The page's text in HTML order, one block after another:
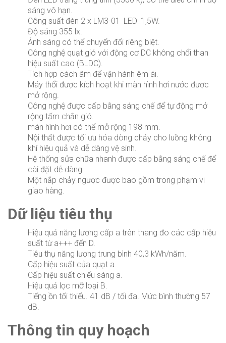
sáng vô hạn.
Công suất đèn 2 x LM3-01_LED_1,5W.
Độ sáng 355 lx.
Ánh sáng có thể chuyển đổi riêng biệt.
Công nghệ quạt gió với động cơ DC không chổi than
hiệu suất cao (BLDC).
Tích hợp cách âm để vận hành êm ái.
Máy thổi được kích hoạt khi màn hình hơi nước được
mở rộng.
Công nghệ được cấp bằng sáng chế để tự động mở
rộng tấm chắn gió.
màn hình hơi có thể mở rộng 198 mm.
Nội thất được tối ưu hóa dòng chảy cho luồng không
khí hiệu quả và dễ dàng vệ sinh.
Hệ thống sửa chữa nhanh được cấp bằng sáng chế để
cài đặt dễ dàng.
Một nắp chảy ngược được bao gồm trong phạm vi
giao hàng.
Dữ liệu tiêu thụ
Hiệu quả năng lượng cấp a trên thang đo các cấp hiệu
suất từ ​​a+++ đến D.
Tiêu thụ năng lượng trung bình 40,3 kWh/năm.
Cấp hiệu suất của quạt a.
Cấp hiệu suất chiếu sáng a.
Hiệu quả lọc mỡ loại B.
Tiếng ồn tối thiểu. 41 dB / tối đa. Mức bình thường 57
dB.
Thông tin quy hoạch